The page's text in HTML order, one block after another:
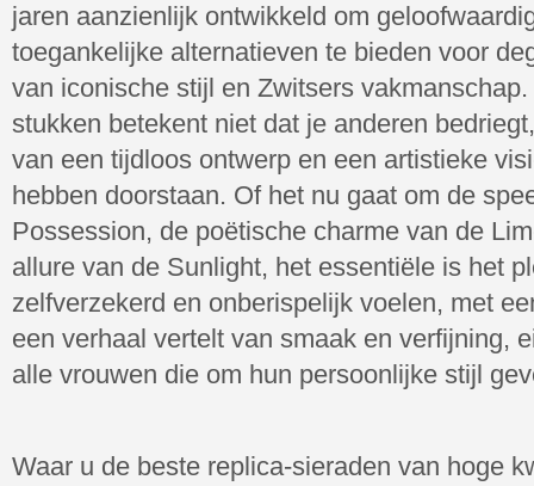
jaren aanzienlijk ontwikkeld om
toegankelijke alternatieven te bieden voor
van iconische stijl en Zwitsers
stukken betekent niet dat je anderen
van een tijdloos ontwerp en een artistieke
hebben doorstaan. Of het nu gaat om de
Possession, de poëtische charme van de
allure van de Sunlight, het essentiële is het
zelfverzekerd en onberispelijk voelen, met
een verhaal vertelt van smaak en verfijning,
alle vrouwen die om hun persoonlijke stijl
Waar u de beste replica-sieraden van hoge